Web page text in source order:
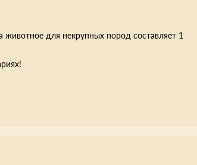
для некрупных пород составляет 1